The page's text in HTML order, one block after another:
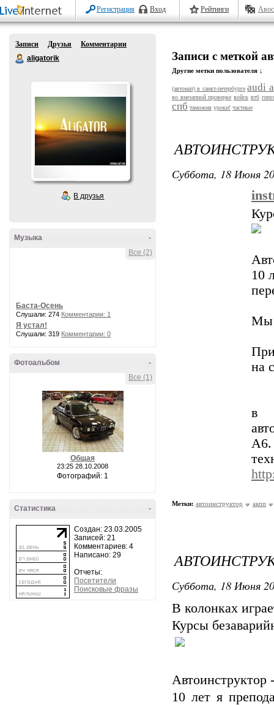
Регистрация Вход Рейтинги
Записи Друзья
Комментарии
aligatorik
В друзья
-
Музыка
Все (2)
Баста-Осень
Слушали: 274 Комментарии: 1
Я устал!
Слушали: 319 Комментарии: 0
-
Фотоальбом
Все (1)
Общая
23:25 28.10.2008
Фотографий: 1
-
Статистика
Создан: 23.03.2005
Записей: 21
Комментариев: 4
Написано: 29
Отчеты:
Посетители
Поисковые фразы
Записи с меткой
Другие метки пользователя ↓
(автомат) в санкт-петербурге audi
во внезапной проверке войск втб
спб таможня уроки! частные
Суббота, 18 Июня
10
Мы
на
в
A6.
Метки: автоинструктор акпп
Суббота, 18 Июня
В колонках
Курсы
10 лет я